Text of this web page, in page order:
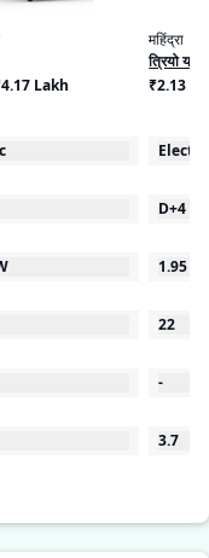
Lakh
महिंद्रा
त्रियो यारी
₹2.13 -
D+4
1.95
22
-
3.7